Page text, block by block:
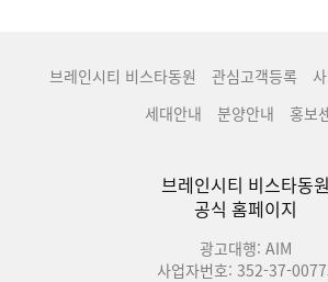
브레인시티 비스타동원 관심고객등록
세대안내
분양안내 홍보
브레인시티 비스타동원
공식 홈페이지
광고대행: AIM
사업자번호: 352-37-